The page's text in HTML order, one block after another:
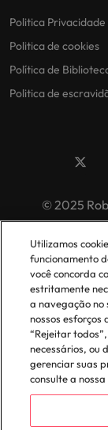
Politica Privacidade
Politica de cookies
Política de
Politica de
© 2025
Utilizamos
funcionamento
você concorda
estritamente
a navegação no
nossos
“Rejeitar
necessários, ou
gerenciar suas
consulte a nossa